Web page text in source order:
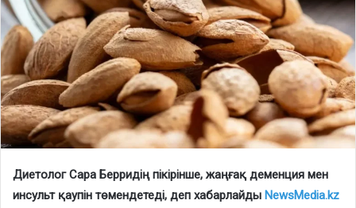
Диетолог Сара Берридің пікірінше, жаңғақ деменция мен
инсульт қаупін төмендетеді, деп хабарлайды NewsMedia.kz